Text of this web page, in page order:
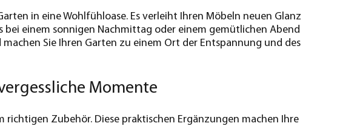
in eine Wohlfühloase. Es verleiht Ihren Möbeln neuen Glanz
einem sonnigen Nachmittag oder einem gemütlichen Abend
Sie Ihren Garten zu einem Ort der Entspannung und des
Momente
Zubehör. Diese praktischen Ergänzungen machen Ihre